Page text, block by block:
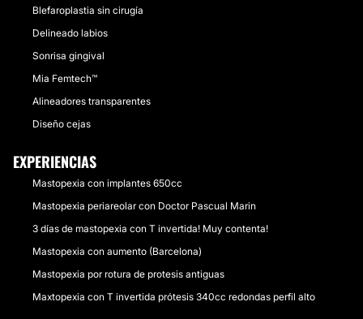
Blefaroplastia sin cirugía
Delineado labios
Sonrisa gingival
Mia Femtech™
Alineadores transparentes
Diseño cejas
EXPERIENCIAS
Mastopexia con implantes 650cc
Mastopexia periareolar con Doctor Pascual Marin
3 días de mastopexia con T invertida! Muy contenta!
Mastopexia con aumento (Barcelona)
Mastopexia por rotura de protesis antiguas
Maxtopexia con T invertida prótesis 340cc redondas perfil alto